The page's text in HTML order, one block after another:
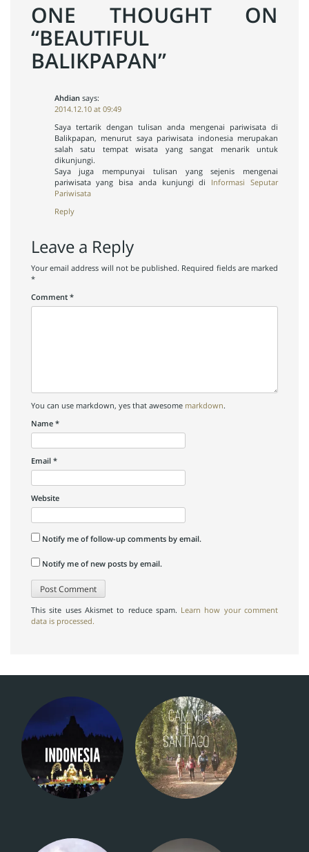
ONE THOUGHT ON
“BEAUTIFUL
BALIKPAPAN”
Ahdian says:
2014.12.10 at 09:49
Saya tertarik dengan tulisan anda mengenai pariwisata di
Balikpapan, menurut saya pariwisata indonesia merupakan
salah satu tempat wisata yang sangat menarik untuk
dikunjungi.
Saya juga mempunyai tulisan yang sejenis mengenai
pariwisata yang bisa anda kunjungi di Informasi Seputar
Pariwisata
Reply
Leave a Reply
Your email address will not be published. Required fields are marked
*
Comment *
You can use markdown, yes that awesome markdown.
Name *
Email *
Website
Notify me of follow-up comments by email.
Notify me of new posts by email.
This site uses Akismet to reduce spam. Learn how your comment
data is processed.